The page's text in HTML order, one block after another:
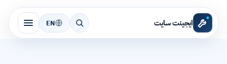
ايجينت سايت EN